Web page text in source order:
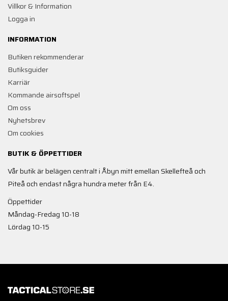
Villkor & Information
Logga in
INFORMATION
Butiken rekommenderar
Butiksguider
Karriär
Kommande airsoftspel
Om oss
Nyhetsbrev
Om cookies
BUTIK & ÖPPETTIDER
Vår butik är belägen centralt i Åbyn mitt emellan Skellefteå och
Piteå och endast några hundra meter från E4.
Öppettider
Måndag-Fredag 10-18
Lördag 10-15